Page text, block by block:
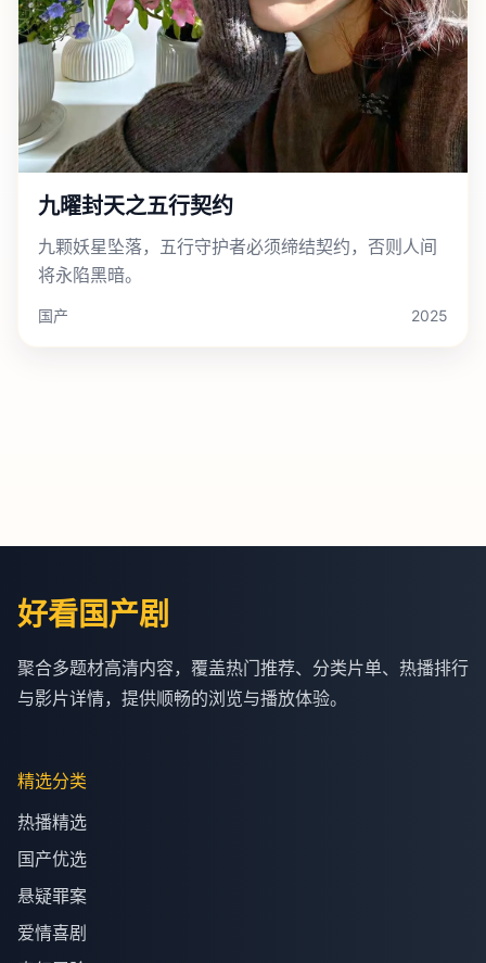
九曜封天之五行契约
九颗妖星坠落，五行守护者必须缔结契约，否则人间
将永陷黑暗。
国产 2025
好看国产剧
聚合多题材高清内容，覆盖热门推荐、分类片单、热播排行
与影片详情，提供顺畅的浏览与播放体验。
精选分类
热播精选
国产优选
悬疑罪案
爱情喜剧